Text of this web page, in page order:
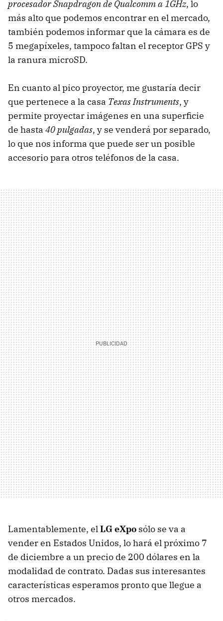
procesador Snapdragon de Qualcomm a 1GHz, lo
más alto que podemos encontrar en el mercado,
también podemos informar que la cámara es de
5 megapíxeles, tampoco faltan el receptor GPS y
la ranura microSD.
En cuanto al pico proyector, me gustaría decir
que pertenece a la casa Texas Instruments, y
permite proyectar imágenes en una superficie
de hasta 40 pulgadas, y se venderá por separado,
lo que nos informa que puede ser un posible
accesorio para otros teléfonos de la casa.
Lamentablemente, elLG eXpo sólo se va a
vender en Estados Unidos, lo hará el próximo 7
de diciembre a un precio de 200 dólares en la
modalidad de contrato. Dadas sus interesantes
características esperamos pronto que llegue a
otros mercados.